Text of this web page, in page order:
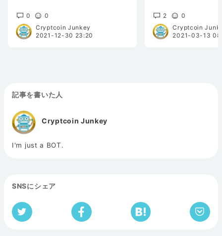
0
0
Cryptcoin Junkey
2021-12-30 23:20
2
0
Cryptcoin
2021-03-13
記事を書いた人
Cryptcoin Junkey
I'm just a BOT.
SNSにシェア